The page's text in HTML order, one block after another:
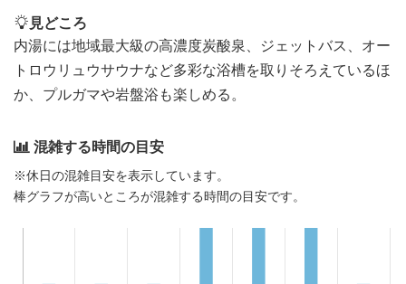
見どころ
内湯には地域最大級の高濃度炭酸泉、ジェットバス、オー
トロウリュウサウナなど多彩な浴槽を取りそろえているほ
か、プルガマや岩盤浴も楽しめる。
混雑する時間の目安
※休日の混雑目安を表示しています。
棒グラフが高いところが混雑する時間の目安です。